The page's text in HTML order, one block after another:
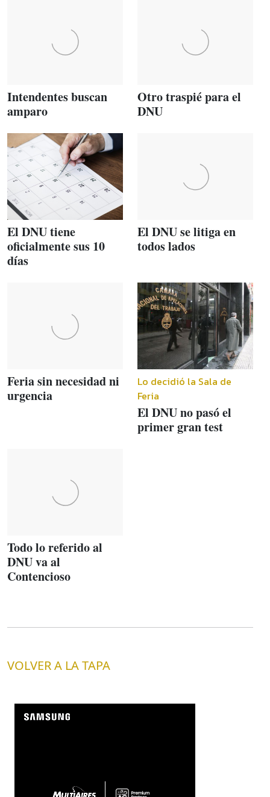
Intendentes buscan
amparo
Otro traspié para el
DNU
El DNU tiene
oficialmente sus 10
días
El DNU se litiga en
todos lados
Feria sin necesidad ni
urgencia
Lo decidió la Sala de
Feria
El DNU no pasó el
primer gran test
Todo lo referido al
DNU va al
Contencioso
VOLVER A LA TAPA